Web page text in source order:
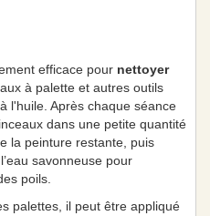
efficace pour nettoyer
à palette et autres outils
l'huile. Après chaque séance
dans une petite quantité
la peinture restante, puis
savonneuse pour
poils.
palettes, il peut être appliqué